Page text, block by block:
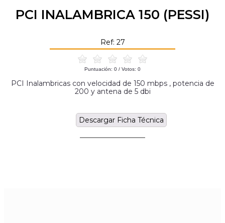
PCI INALAMBRICA 150 (PESSI)
Ref: 27
Puntuación: 0 / Votos: 0
PCI Inalambricas con velocidad de 150 mbps , potencia de
200 y antena de 5 dbi
Descargar Ficha Técnica